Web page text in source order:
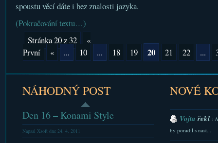
spoustu věcí dáte i bez znalosti jazyka.
(Pokračování textu…)
Stránka 20 z 32
«
První
« ... 10 ... 18 19 20 21 22 ...
NÁHODNÝ POST
Den 16 – Konami Style
Napsal Xsoft dne 24. 4. 2011
NOVÉ
Vojtařekl :
by poradil s nast...